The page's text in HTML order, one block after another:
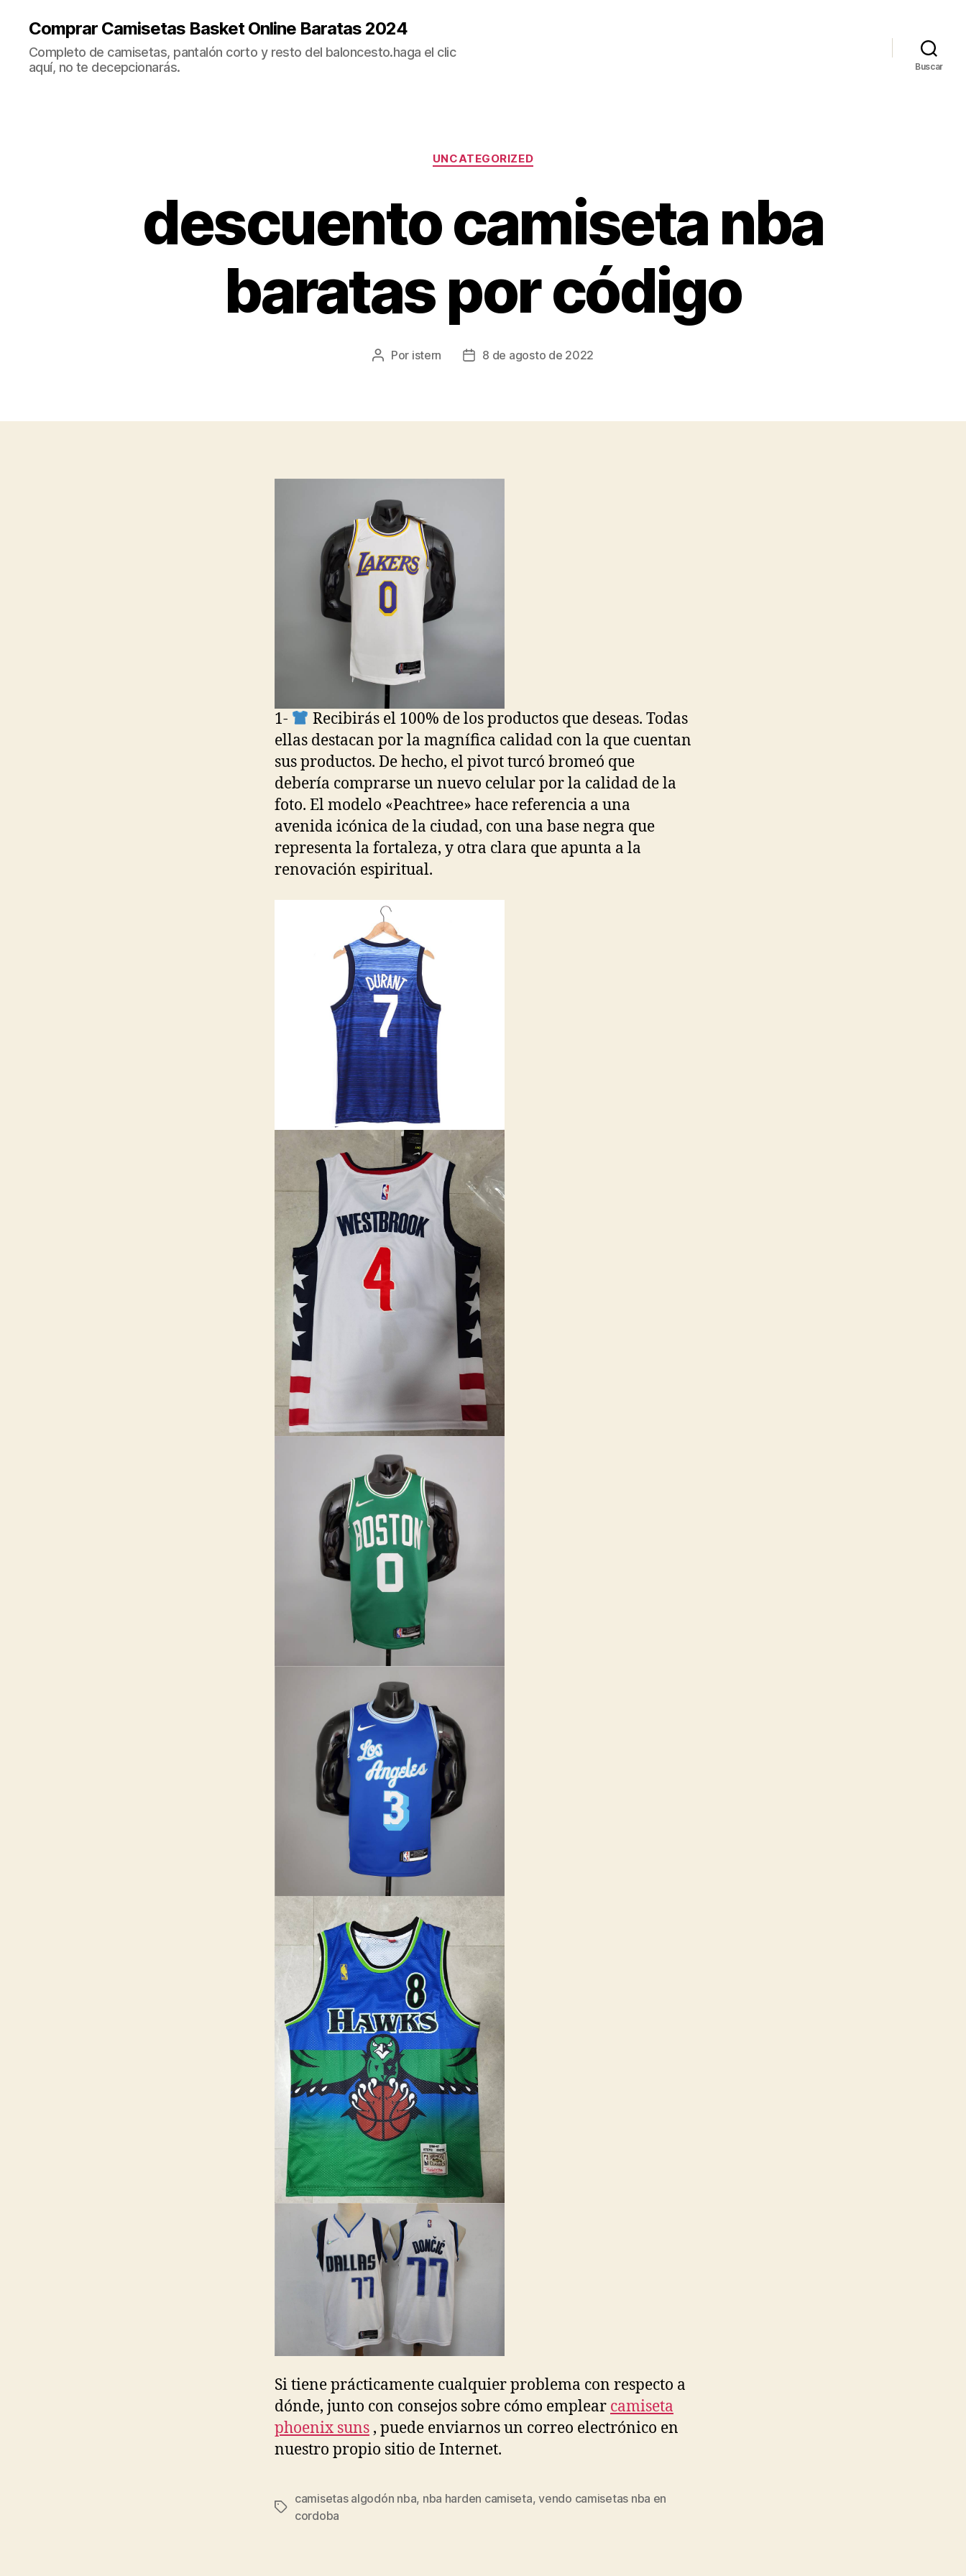
Comprar Camisetas Basket Online Baratas 2024
Completo de camisetas, pantalón corto y resto del baloncesto.haga el clic
aquí, no te decepcionarás.
Buscar
Categorías
UNCATEGORIZED
descuento camiseta nba
baratas por código
Autor
Por istern
Fecha8 de agosto de 2022
1-
Recibirás el 100% de los productos que deseas. Todas
ellas destacan por la magnífica calidad con la que cuentan
sus productos. De hecho, el pivot turcó bromeó que
debería comprarse un nuevo celular por la calidad de la
foto. El modelo «Peachtree» hace referencia a una
avenida icónica de la ciudad, con una base negra que
representa la fortaleza, y otra clara que apunta a la
renovación espiritual.
Si tiene prácticamente cualquier problema con respecto a
dónde, junto con consejos sobre cómo emplear camiseta
phoenix suns , puede enviarnos un correo electrónico en
nuestro propio sitio de Internet.
Etiquetas
camisetas algodón nba, nba harden camiseta,vendo camisetas nba en
cordoba